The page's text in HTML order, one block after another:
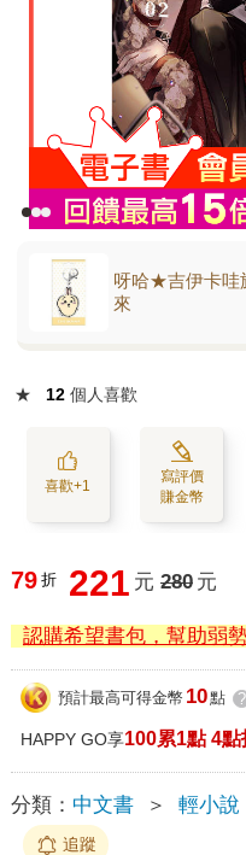
呀哈★吉伊卡哇
來
★ 12 個人喜歡
喜歡+1
寫評價
賺金幣
79 折 221 元 280 元
認購希望書包，幫助弱
預計最高可得金幣 10點 ?
HAPPY GO享100累1點 4點
分類： 中文書 ＞ 輕小說
追蹤